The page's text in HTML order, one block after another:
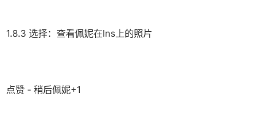
1.8.3 选择：查看佩妮在Ins上的照片
点赞 - 稍后佩妮+1